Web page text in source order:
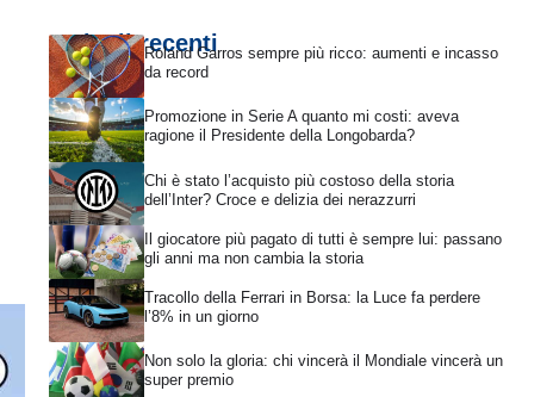
Articoli recentiRoland Garros sempre più ricco: aumenti e incasso
da record
Promozione in Serie A quanto mi costi: aveva
ragione il Presidente della Longobarda?
Chi è stato l’acquisto più costoso della storia
dell’Inter? Croce e delizia dei nerazzurri
Il giocatore più pagato di tutti è sempre lui: passano
gli anni ma non cambia la storia
Tracollo della Ferrari in Borsa: la Luce fa perdere
l’8% in un giorno
Non solo la gloria: chi vincerà il Mondiale vincerà un
super premio